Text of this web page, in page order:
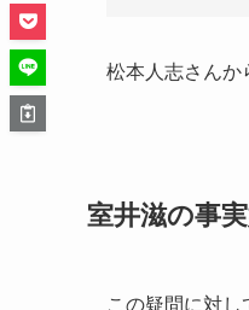
松本人志さんか
室井滋の事
この疑問に対し